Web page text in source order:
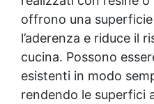
offrono una
l’aderenza e riduce il
cucina. Possono
esistenti in modo
rendendo le superfici